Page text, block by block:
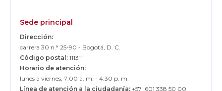
Sede principal
Dirección:
carrera 30 n.° 25-90 - Bogotá, D. C.
Código postal: 111311
Horario de atención:
lunes a viernes, 7:00 a. m. - 4:30 p. m.
Línea de atención a la ciudadanía: +57 601 338 50 00